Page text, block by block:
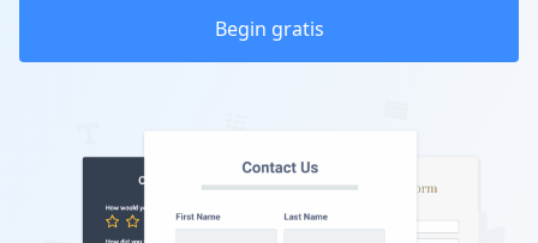
Begin gratis